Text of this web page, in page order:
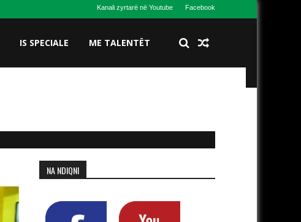
Kanali zyrtarë në Youtube Facebook
IS SPECIALE ME TALENTËT
NA NDIQNI